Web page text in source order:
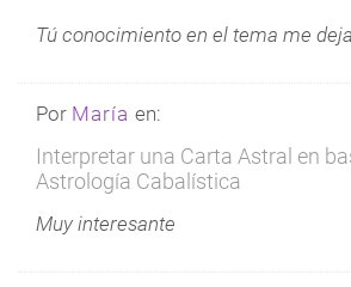
Tú conocimiento en el tema me
Por María en:
Interpretar una Carta Astral en
Astrología Cabalística
Muy interesante